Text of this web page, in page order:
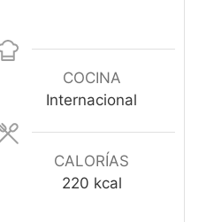
u
t
o
COCINA
Internacional
CALORÍAS
220 kcal